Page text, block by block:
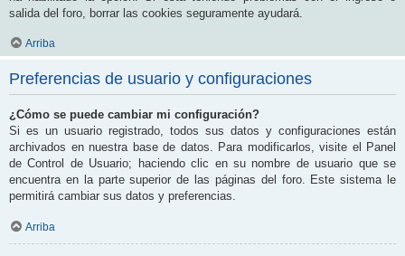
salida del foro, borrar las cookies seguramente ayudará.
Arriba
Preferencias de usuario y configuraciones
¿Cómo se puede cambiar mi configuración?
Si es un usuario registrado, todos sus datos y configuraciones están
archivados en nuestra base de datos. Para modificarlos, visite el Panel
de Control de Usuario; haciendo clic en su nombre de usuario que se
encuentra en la parte superior de las páginas del foro. Este sistema le
permitirá cambiar sus datos y preferencias.
Arriba